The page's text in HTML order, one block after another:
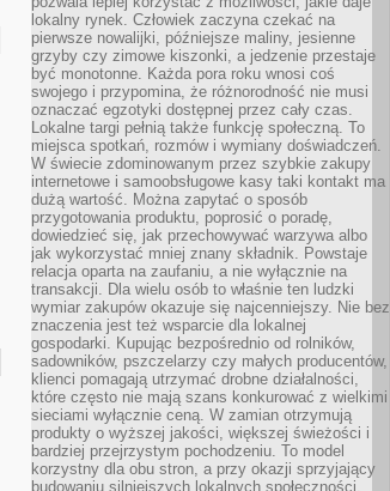
lokalny rynek. Człowiek zaczyna czekać na
pierwsze nowalijki, późniejsze maliny, jesienne
grzyby czy zimowe kiszonki, a jedzenie przestaje
być monotonne. Każda pora roku wnosi coś
swojego i przypomina, że różnorodność nie musi
oznaczać egzotyki dostępnej przez cały czas.
Lokalne targi pełnią także funkcję społeczną. To
miejsca spotkań, rozmów i wymiany doświadczeń.
W świecie zdominowanym przez szybkie zakupy
internetowe i samoobsługowe kasy taki kontakt ma
dużą wartość. Można zapytać o sposób
przygotowania produktu, poprosić o poradę,
dowiedzieć się, jak przechowywać warzywa albo
jak wykorzystać mniej znany składnik. Powstaje
relacja oparta na zaufaniu, a nie wyłącznie na
transakcji. Dla wielu osób to właśnie ten ludzki
wymiar zakupów okazuje się najcenniejszy. Nie bez
znaczenia jest też wsparcie dla lokalnej
gospodarki. Kupując bezpośrednio od rolników,
sadowników, pszczelarzy czy małych producentów,
klienci pomagają utrzymać drobne działalności,
które często nie mają szans konkurować z wielkimi
sieciami wyłącznie ceną. W zamian otrzymują
produkty o wyższej jakości, większej świeżości i
bardziej przejrzystym pochodzeniu. To model
korzystny dla obu stron, a przy okazji sprzyjający
budowaniu silniejszych lokalnych społeczności.